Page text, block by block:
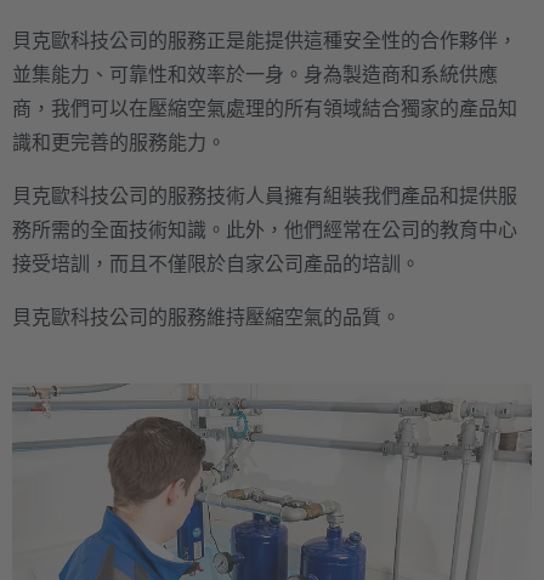
貝克歐科技公司的服務正是能提供這種安全性的合作夥伴，
並集能力、可靠性和效率於一身。身為製造商和系統供應
商，我們可以在壓縮空氣處理的所有領域結合獨家的產品知
識和更完善的服務能力。
貝克歐科技公司的服務技術人員擁有組裝我們產品和提供服
務所需的全面技術知識。此外，他們經常在公司的教育中心
接受培訓，而且不僅限於自家公司產品的培訓。
貝克歐科技公司的服務維持壓縮空氣的品質。